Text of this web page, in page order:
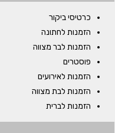
כרטיסי ביקור
הזמנות לחתונה
הזמנות לבר מצווה
פוסטרים
הזמנות לאירועים
הזמנות לבת מצווה
הזמנות לברית